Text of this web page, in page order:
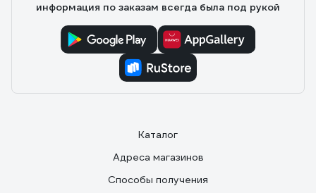
информация по заказам всегда была под рукой
Каталог
Адреса магазинов
Способы получения